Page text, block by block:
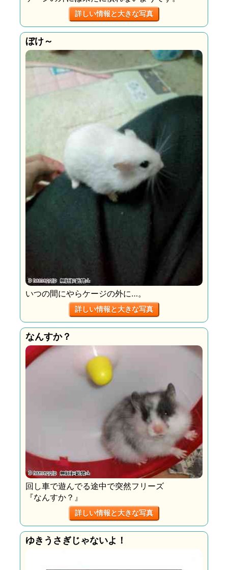
詳しい情報と大きな写真
ぼけ～
いつの間にやらケージの外に…。
詳しい情報と大きな写真
なんすか？
回し車で遊んでる途中で突然フリーズ
『なんすか？』
詳しい情報と大きな写真
ゆきうさぎじゃないよ！